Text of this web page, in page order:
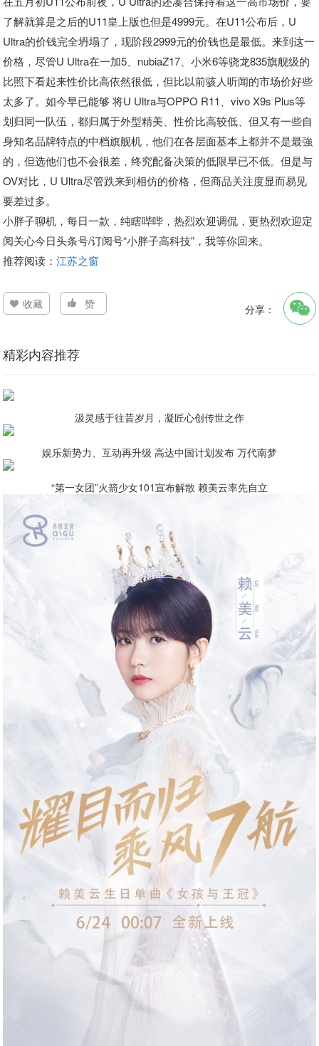
了解就算是之后的U11皇上版也但是4999元。在U11公布后，U
Ultra的价钱完全坍塌了，现阶段2999元的价钱也是最低。来到这一
价格，尽管U Ultra在一加5、nubiaZ17、小米6等骁龙835旗舰级的
比照下看起来性价比高依然很低，但比以前骇人听闻的市场价好些
太多了。如今早已能够 将U Ultra与OPPO R11、vivo X9s Plus等
划归同一队伍，都归属于外型精美、性价比高较低、但又有一些自
身知名品牌特点的中档旗舰机，他们在各层面基本上都并不是最強
的，但选他们也不会很差，终究配备决策的低限早已不低。但是与
OV对比，U Ultra尽管跌来到相仿的价格，但商品关注度显而易见
要差过多。
小胖子聊机，每日一款，纯瞎哔哔，热烈欢迎调侃，更热烈欢迎定
阅关心今日头条号/订阅号“小胖子高科技”，我等你回来。
推荐阅读：江苏之窗
收藏 赞 分享：
精彩内容推荐
汲灵感于往昔岁月，凝匠心创传世之作
娱乐新势力、互动再升级 高达中国计划发布 万代南梦
“第一女团”火箭少女101宣布解散 赖美云率先自立